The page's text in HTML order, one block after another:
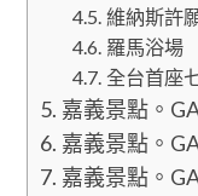
維納斯許
羅馬浴場
全台首座
嘉義景點。
嘉義景點。
嘉義景點。